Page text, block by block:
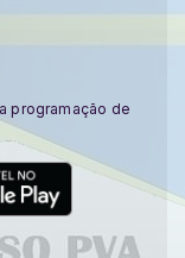
programação de